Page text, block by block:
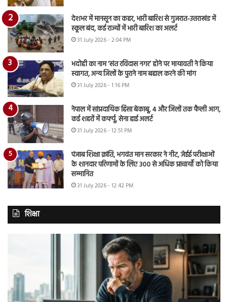
देशभर में मानसून का कहर, भारी बारिश से गुजरात-उत्तराखंड में
स्कूल बंद, कई राज्यों में भारी बारिश का अलर्ट
31 July 2026 - 2:04 PM
भदोही का नाम ‘संत रविदास नगर’ होने पर मायावती ने किया
स्वागत, अन्य जिलों के पुराने नाम बहाल करने की मांग
31 July 2026 - 1:16 PM
नेपाल में सांप्रदायिक हिंसा बेकाबू, 4 और जिलों तक फैली आग,
कई शहरों में कर्फ्यू, सेना हाई अलर्ट
31 July 2026 - 12:51 PM
पंजाब शिक्षा क्रांति, भगवंत मान सरकार ने नीट, जेईई परीक्षाओं
के शानदार परिणामों के लिए 300 से अधिक प्राचार्यों को किया
सम्मानित
31 July 2026 - 12:42 PM
शिक्षा